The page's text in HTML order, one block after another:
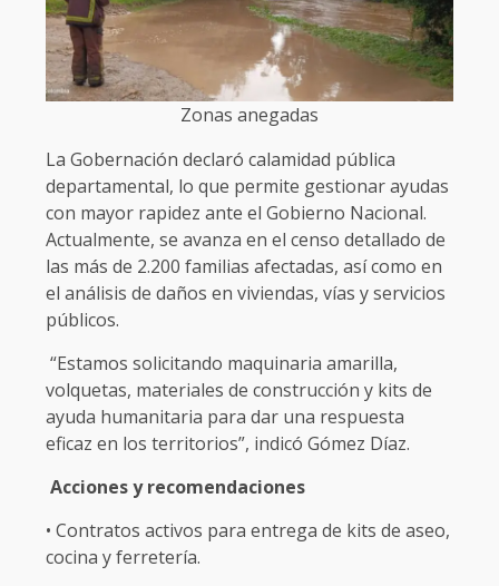
Zonas anegadas
La Gobernación declaró calamidad pública
departamental, lo que permite gestionar ayudas
con mayor rapidez ante el Gobierno Nacional.
Actualmente, se avanza en el censo detallado de
las más de 2.200 familias afectadas, así como en
el análisis de daños en viviendas, vías y servicios
públicos.
“Estamos solicitando maquinaria amarilla,
volquetas, materiales de construcción y kits de
ayuda humanitaria para dar una respuesta
eficaz en los territorios”, indicó Gómez Díaz.
Acciones y recomendaciones
• Contratos activos para entrega de kits de aseo,
cocina y ferretería.